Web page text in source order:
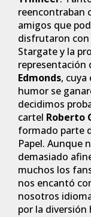
reencontraban
amigos que
disfrutaron con
Stargate y la
representación
Edmonds,
humor se
decidimos
cartel Roberto
formado parte
Papel. Aunque
demasiado
muchos los
nos encantó
nosotros
por la diversión